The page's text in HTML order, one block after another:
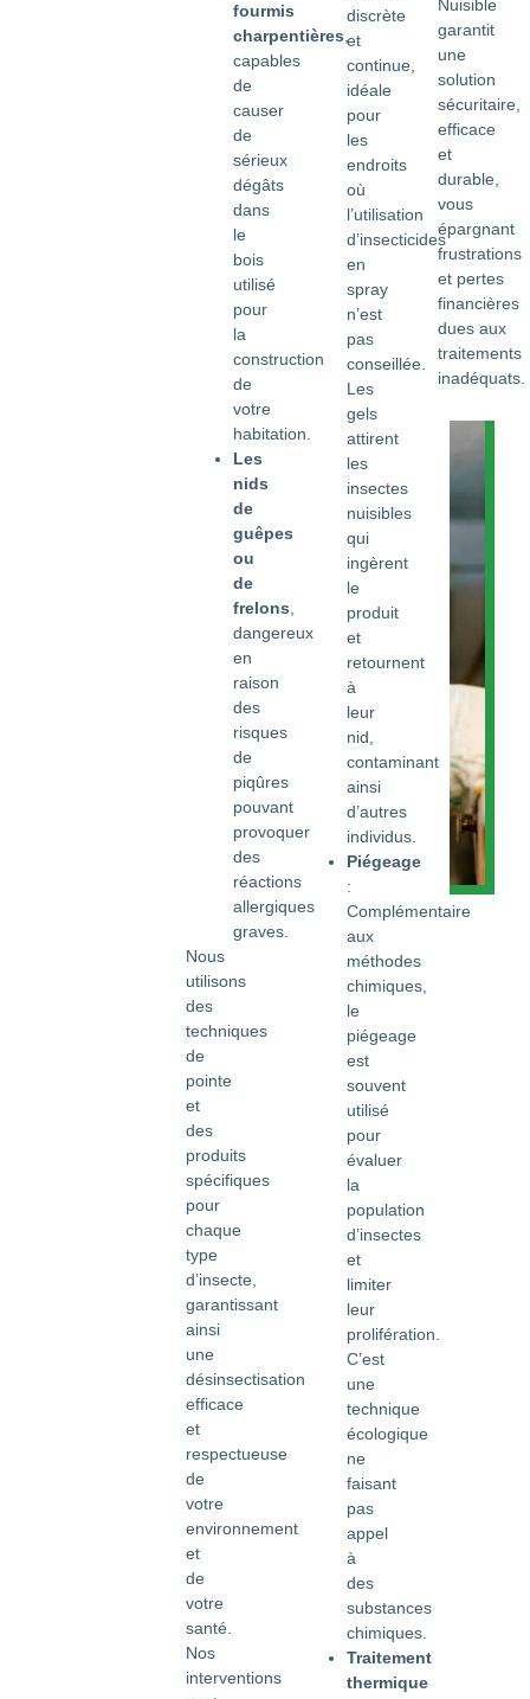
fourmis
charpentières,
capables
de
causer
de
sérieux
dégâts
dans
le
bois
utilisé
pour
la
construction
de
votre
habitation.
Les
nids
de
guêpes
ou
de
frelons,
dangereux
en
raison
des
risques
de
piqûres
pouvant
provoquer
des
réactions
allergiques
graves.
Nous
utilisons
des
techniques
de
pointe
et
des
produits
spécifiques
pour
chaque
type
d’insecte,
garantissant
ainsi
une
désinsectisation
efficace
et
respectueuse
de
votre
environnement
et
de
votre
santé.
Nos
interventions
discrète
et
continue,
idéale
pour
les
endroits
où
l’utilisation
d’insecticides
en
spray
n’est
pas
conseillée.
Les
gels
attirent
les
insectes
nuisibles
qui
ingèrent
le
produit
et
retournent
à
leur
nid,
contaminant
ainsi
d’autres
individus.
Piégeage
:
Complémentaire
aux
méthodes
chimiques,
le
piégeage
est
souvent
utilisé
pour
évaluer
la
population
d’insectes
et
limiter
leur
prolifération.
C’est
une
technique
écologique
ne
faisant
pas
appel
à
des
substances
chimiques.
Traitement
thermique
Nuisible
garantit
une
solution
sécuritaire,
efficace
et
durable,
vous
épargnant
frustrations
et pertes
financières
dues aux
traitements
inadéquats.